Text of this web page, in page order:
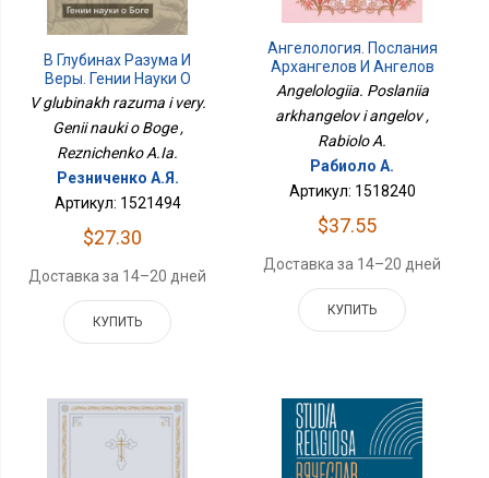
В Глубинах Разума И
Веры. Гении Науки О
Боге
V glubinakh razuma i very.
Genii nauki o Boge ,
Reznichenko A.Ia.
Резниченко А.Я.
Артикул: 1521494
$27.30
Доставка за 14–20 дней
КУПИТЬ
Ангелология. Послания
Архангелов И Ангелов
Angelologiia. Poslaniia
arkhangelov i angelov ,
Rabiolo A.
Рабиоло А.
Артикул: 1518240
$37.55
Доставка за 14–20 дней
КУПИТЬ